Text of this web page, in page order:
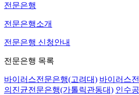
전문은행
전문은행소개
전문은행 신청안내
전문은행 목록
바이러스전문은행(고려대) 바이러스
의진균전문은행(가톨릭관동대) 인수